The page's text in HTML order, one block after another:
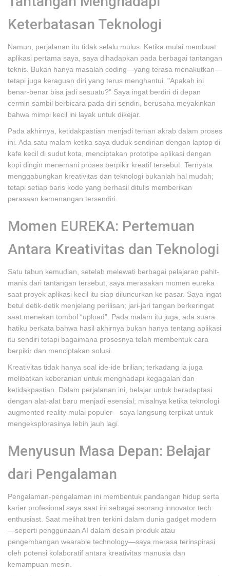
Keterbatasan Teknologi
Namun, perjalanan itu tidak selalu mulus. Ketika mulai membuat
aplikasi pertama saya, saya dihadapkan pada berbagai tantangan
teknis. Bukan hanya masalah coding—yang terasa menakutkan—
tetapi juga keraguan diri yang terus menghantui. "Apakah ini
benar-benar bisa jadi sesuatu?" Saya ingat berdiri di depan
cermin sambil berbicara pada diri sendiri, berusaha meyakinkan
bahwa mimpi kecil ini layak untuk dikejar.
Pada akhirnya, ketidakpastian menjadi teman akrab dalam proses
ini. Ada satu malam ketika saya duduk sendirian dengan laptop di
kafe kecil di sudut kota, menciptakan prototipe aplikasi dengan
kopi dingin menemani proses berpikir kreatif tersebut. Ternyata
menggabungkan kreativitas dan teknologi bukanlah hal mudah;
tetapi setiap baris kode yang berhasil ditulis memberikan
perasaan kemenangan tersendiri.
Momen EUREKA: Pertemuan
Antara Kreativitas dan Teknologi
Satu tahun kemudian, setelah melewati berbagai pelajaran pahit-
manis dari tantangan tersebut, saya merasakan momen eureka
saat proyek aplikasi kecil itu siap diluncurkan ke pasar. Saya ingat
betul detik-detik menjelang perilisan; jari-jari tangan berkeringat
saat menekan tombol “upload”. Pada malam itu juga, ada suara
hatiku berkata bahwa hasil akhirnya bukan hanya tentang aplikasi
itu sendiri tetapi bagaimana prosesnya telah membentuk cara
berpikir dan menciptakan solusi.
Kreativitas tidak hanya soal ide-ide brilian; terkadang ia juga
melibatkan keberanian untuk menghadapi kegagalan dan
ketidakpastian. Dalam perjalanan ini, belajar untuk beradaptasi
dengan alat-alat baru menjadi esensial; misalnya ketika teknologi
augmented reality mulai populer—saya langsung terpikat untuk
mengeksplorasinya lebih jauh lagi.
Menyusun Masa Depan: Belajar
dari Pengalaman
Pengalaman-pengalaman ini membentuk pandangan hidup serta
karier profesional saya saat ini sebagai seorang innovator tech
enthusiast. Saat melihat tren terkini dalam dunia gadget modern
—seperti penggunaan AI dalam desain produk atau
pengembangan wearable technology—saya merasa terinspirasi
oleh potensi kolaboratif antara kreativitas manusia dan
kemampuan mesin.